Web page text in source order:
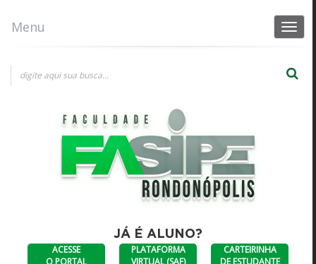
Toggle
Menu
JÁ É ALUNO?
ACESSE
O PORTAL
PLATAFORMA
VIRTUAL (SAF)
CARTEIRINHA
DE ESTUDANTE
Consultas a diplomas
DIPLOMAS
ANTERIORES A
JULHO DE 2023
CONSULTA AO
DIPLOMA
DIGITAL